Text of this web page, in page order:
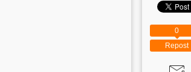
Repost
0